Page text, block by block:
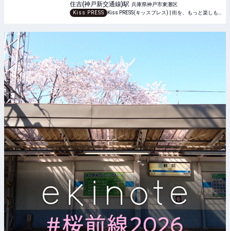
住吉(神戸新交通線)駅 兵庫県神戸市東灘区
Kiss PRESS